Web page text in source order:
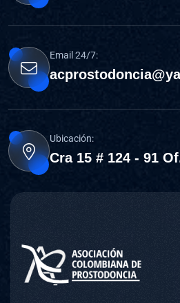
Email 24/7:
Ubicación:
Cra 15 # 124 - 91